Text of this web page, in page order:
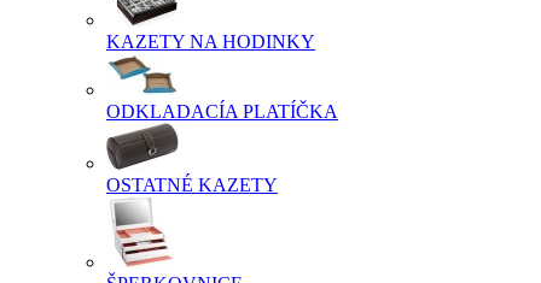
KAZETY NA HODINKY
ODKLADACÍA PLATÍČKA
OSTATNÉ KAZETY